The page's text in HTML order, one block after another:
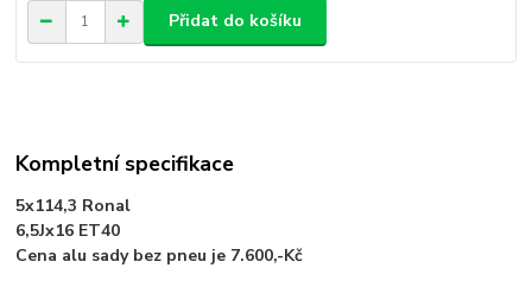
Přidat do košíku
Kompletní specifikace
5x114,3 Ronal
6,5Jx16 ET40
Cena alu sady bez pneu je 7.600,-Kč